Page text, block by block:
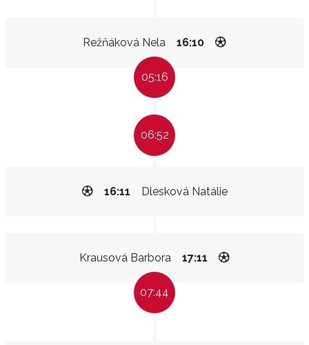
Režňáková Nela 16:10
05:16
06:52
Dlesková Natálie
16:11
Krausová Barbora 17:11
07:44